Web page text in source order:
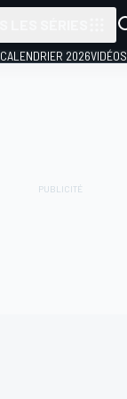
CALENDRIER 2026VIDÉOS